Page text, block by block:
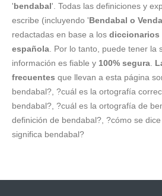
'bendabal'. Todas las definiciones y
escribe (incluyendo 'Bendabal o
redactadas en base a los diccionarios
española . Por lo tanto, puede tener la
información es fiable y 100% segura
frecuentes que llevan a esta página
bendabal?, ?cuál es la ortografía
bendabal?, ?cuál es la ortografía de
definición de bendabal?, ?cómo se
significa bendabal?